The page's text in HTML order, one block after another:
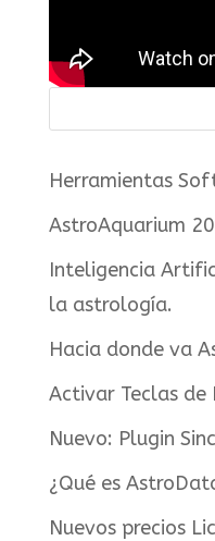
Herramientas
AstroAquarium
Inteligencia
la astrología.
Hacia donde va
Activar Teclas de
Nuevo: Plugin
¿Qué es
Nuevos precios